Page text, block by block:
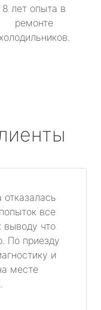
8 лет опыта в
ремонте
холодильников.
все
что
По приезду
и
месте